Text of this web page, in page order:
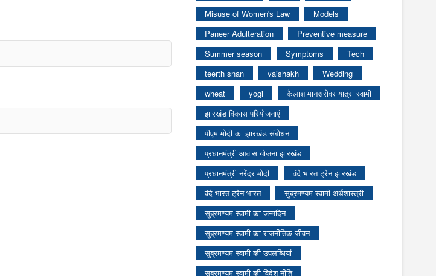
Misuse of Women's Law
Models
Paneer Adulteration
Preventive measure
Summer season
Symptoms
Tech
teerth snan
vaishakh
Wedding
wheat
yogi
कैलाश मानसरोवर यात्रा स्वामी
झारखंड विकास परियोजनाएं
पीएम मोदी का झारखंड संबोधन
प्रधानमंत्री आवास योजना झारखंड
प्रधानमंत्री नरेंद्र मोदी
वंदे भारत ट्रेन झारखंड
वंदे भारत ट्रेन भारत
सुब्रमण्यम स्वामी अर्थशास्त्री
सुब्रमण्यम स्वामी का जन्मदिन
सुब्रमण्यम स्वामी का राजनीतिक जीवन
सुब्रमण्यम स्वामी की उपलब्धियां
सुब्रमण्यम स्वामी की विदेश नीति